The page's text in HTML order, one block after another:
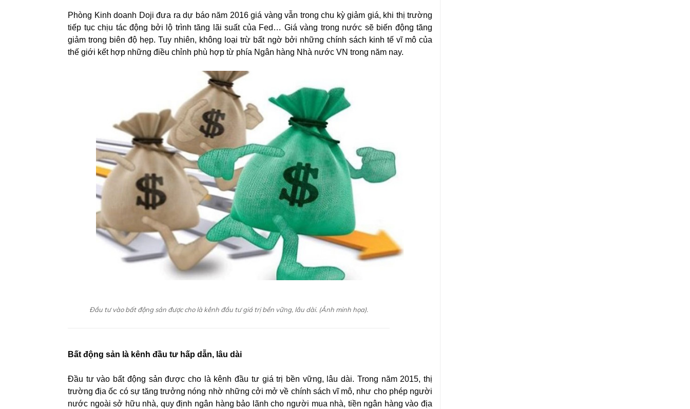
Phòng Kinh doanh Doji đưa ra dự báo năm 2016 giá vàng vẫn trong chu kỳ giảm giá, khi thị trường
tiếp tục chịu tác động bởi lộ trình tăng lãi suất của Fed… Giá vàng trong nước sẽ biến động tăng
giảm trong biên độ hẹp. Tuy nhiên, không loại trừ bất ngờ bởi những chính sách kinh tế vĩ mô của
thế giới kết hợp những điều chỉnh phù hợp từ phía Ngân hàng Nhà nước VN trong năm nay.
Đầu tư vào bất động sản được cho là kênh đầu tư giá trị bền vững, lâu dài. (Ảnh minh họa).
Bất động sản là kênh đầu tư hấp dẫn, lâu dài
Đầu tư vào bất động sản được cho là kênh đầu tư giá trị bền vững, lâu dài. Trong năm 2015, thị
trường địa ốc có sự tăng trưởng nóng nhờ những cởi mở về chính sách vĩ mô, như cho phép người
nước ngoài sở hữu nhà, quy định ngân hàng bảo lãnh cho người mua nhà, tiền ngân hàng vào địa